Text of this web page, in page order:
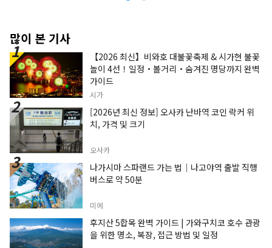
많이 본 기사
【2026 최신】비와호 대불꽃축제 & 시가현 불꽃
놀이 4선！일정・볼거리・숨겨진 명당까지 완벽
가이드
시가
[2026년 최신 정보] 오사카 난바역 코인 락커 위
치, 가격 및 크기
오사카
나가시마 스파랜드 가는 법｜나고야역 출발 직행
버스로 약 50분
미에
후지산 5합목 완벽 가이드 | 가와구치코 호수 관광
을 위한 명소, 복장, 접근 방법 및 일정